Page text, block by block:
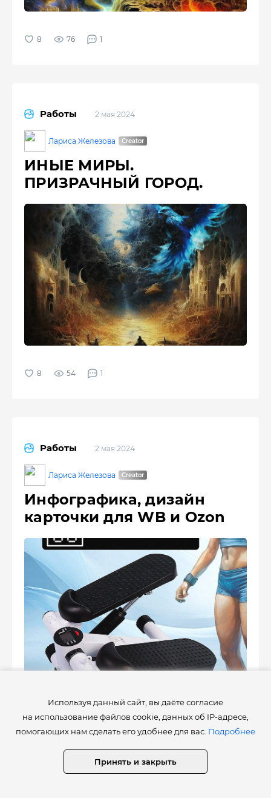
76 1
Работы 2 мая 2024
Лариса Железова
ИНЫЕ МИРЫ.
ПРИЗРАЧНЫЙ ГОРОД.
54 1
Работы 2 мая 2024
Лариса Железова
Инфографика, дизайн
карточки для WB и Ozon
52 0
Используя данный сайт, вы даёте согласие
на использование файлов cookie, данных об IP-адресе,
помогающих нам сделать его удобнее для вас. Подробнее
Принять и закрыть